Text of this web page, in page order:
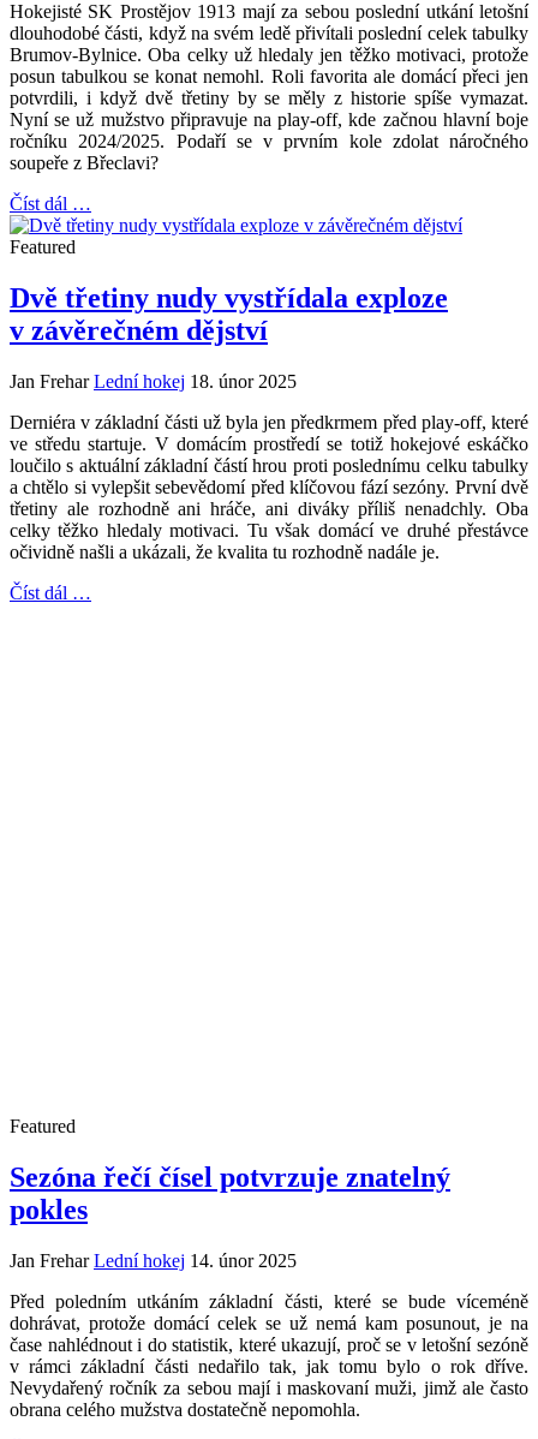
Hokejisté SK Prostějov 1913 mají za sebou poslední utkání letošní
dlouhodobé části, když na svém ledě přivítali poslední celek tabulky
Brumov-Bylnice. Oba celky už hledaly jen těžko motivaci, protože
posun tabulkou se konat nemohl. Roli favorita ale domácí přeci jen
potvrdili, i když dvě třetiny by se měly z historie spíše vymazat.
Nyní se už mužstvo připravuje na play-off, kde začnou hlavní boje
ročníku 2024/2025. Podaří se v prvním kole zdolat náročného
soupeře z Břeclavi?
Číst dál …
Featured
Dvě třetiny nudy vystřídala exploze
v závěrečném dějství
Jan Frehar Lední hokej 18. únor 2025
Derniéra v základní části už byla jen předkrmem před play-off, které
ve středu startuje. V domácím prostředí se totiž hokejové eskáčko
loučilo s aktuální základní částí hrou proti poslednímu celku tabulky
a chtělo si vylepšit sebevědomí před klíčovou fází sezóny. První dvě
třetiny ale rozhodně ani hráče, ani diváky příliš nenadchly. Oba
celky těžko hledaly motivaci. Tu však domácí ve druhé přestávce
očividně našli a ukázali, že kvalita tu rozhodně nadále je.
Číst dál …
Featured
Sezóna řečí čísel potvrzuje znatelný
pokles
Jan Frehar Lední hokej 14. únor 2025
Před poledním utkáním základní části, které se bude víceméně
dohrávat, protože domácí celek se už nemá kam posunout, je na
čase nahlédnout i do statistik, které ukazují, proč se v letošní sezóně
v rámci základní části nedařilo tak, jak tomu bylo o rok dříve.
Nevydařený ročník za sebou mají i maskovaní muži, jimž ale často
obrana celého mužstva dostatečně nepomohla.